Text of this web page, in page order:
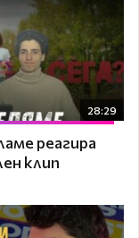
28:29
реагира
клип